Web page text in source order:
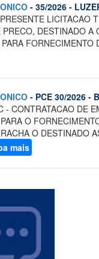
- 35/2026 -
LICITACAO
DESTINADO A
FORNECIMENTO
- PCE 30/2026 -
- CONTRATACAO DE
O
O DESTINADO
mais